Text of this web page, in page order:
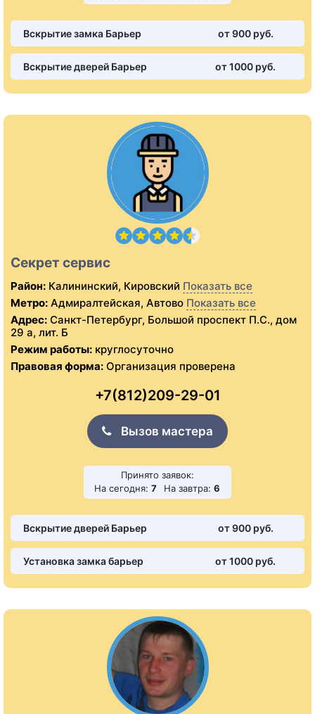
Вскрытие замка Барьер от 900 pуб.
Вскрытие дверей Барьер от 1000 pуб.
Секрет сервис
Район: Калининский, Кировский Показать все
Метро: Адмиралтейская, Автово Показать все
Адрес: Санкт-Петербург, Большой проспект П.С., дом
29 а, лит. Б
Режим работы: круглосуточно
Правовая форма: Организация проверена
+7(812)209-29-01
Вызов мастера
Принято заявок:
На сегодня: 7 На завтра: 6
Вскрытие дверей Барьер от 900 pуб.
Установка замка барьер от 1000 pуб.